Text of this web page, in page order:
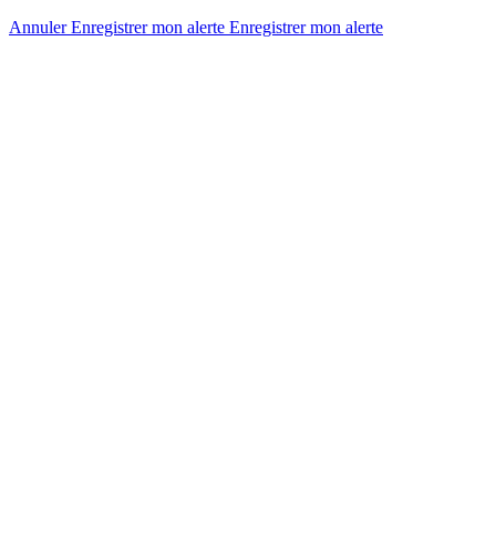
AnnulerEnregistrer mon alerte Enregistrermon alerte